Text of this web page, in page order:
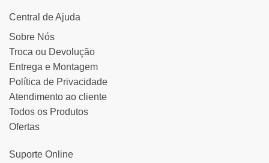
Central de Ajuda
Sobre Nós
Troca ou Devolução
Entrega e Montagem
Política de Privacidade
Atendimento ao cliente
Todos os Produtos
Ofertas
Suporte Online